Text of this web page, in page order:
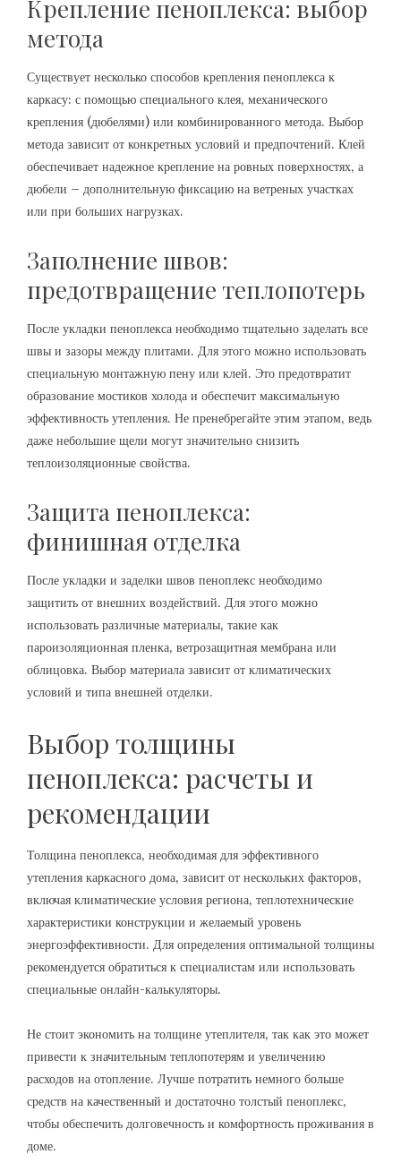
Крепление пеноплекса: выбор
метода
Существует несколько способов крепления пеноплекса к
каркасу: с помощью специального клея‚ механического
крепления (дюбелями) или комбинированного метода. Выбор
метода зависит от конкретных условий и предпочтений. Клей
обеспечивает надежное крепление на ровных поверхностях‚ а
дюбели – дополнительную фиксацию на ветреных участках
или при больших нагрузках.
Заполнение швов:
предотвращение теплопотерь
После укладки пеноплекса необходимо тщательно заделать все
швы и зазоры между плитами. Для этого можно использовать
специальную монтажную пену или клей. Это предотвратит
образование мостиков холода и обеспечит максимальную
эффективность утепления. Не пренебрегайте этим этапом‚ ведь
даже небольшие щели могут значительно снизить
теплоизоляционные свойства.
Защита пеноплекса:
финишная отделка
После укладки и заделки швов пеноплекс необходимо
защитить от внешних воздействий. Для этого можно
использовать различные материалы‚ такие как
пароизоляционная пленка‚ ветрозащитная мембрана или
облицовка. Выбор материала зависит от климатических
условий и типа внешней отделки.
Выбор толщины
пеноплекса: расчеты и
рекомендации
Толщина пеноплекса‚ необходимая для эффективного
утепления каркасного дома‚ зависит от нескольких факторов‚
включая климатические условия региона‚ теплотехнические
характеристики конструкции и желаемый уровень
энергоэффективности. Для определения оптимальной толщины
рекомендуется обратиться к специалистам или использовать
специальные онлайн-калькуляторы.
Не стоит экономить на толщине утеплителя‚ так как это может
привести к значительным теплопотерям и увеличению
расходов на отопление. Лучше потратить немного больше
средств на качественный и достаточно толстый пеноплекс‚
чтобы обеспечить долговечность и комфортность проживания в
доме.